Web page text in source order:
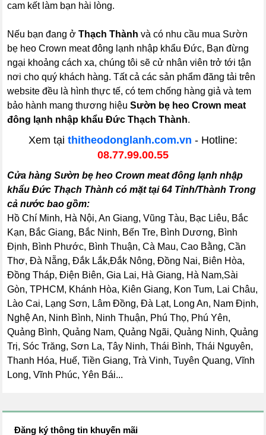
cam kết làm bạn hài lòng.
Nếu bạn đang ởThạch Thành và có nhu cầu mua Sườn
bẹ heo Crown meat đông lạnh nhập khẩu Đức, Bạn đừng
ngại khoảng cách xa, chúng tôi sẽ cử nhân viên trở tới tận
nơi cho quý khách hàng. Tất cả các sản phẩm đăng tải trên
website đều là hình thực tế, có tem chống hàng giả và tem
bảo hành mang thương hiệuSườn bẹ heo Crown meat
đông lạnh nhập khẩu Đức Thạch Thành.
Xem tại thitheodonglanh.com.vn - Hotline:
08.77.99.00.55
Cửa hàng Sườn bẹ heo Crown meat đông lạnh nhập
khẩu Đức Thạch Thành có mặt tại 64 Tỉnh/Thành Trong
cả nước bao gồm:
Hồ Chí Minh, Hà Nội, An Giang, Vũng Tàu, Bạc Liêu, Bắc
Kạn, Bắc Giang, Bắc Ninh, Bến Tre, Bình Dương, Bình
Định, Bình Phước, Bình Thuận, Cà Mau, Cao Bằng, Cần
Thơ, Đà Nẵng, Đắk Lắk,Đắk Nông, Đồng Nai, Biên Hòa,
Đồng Tháp, Điện Biên, Gia Lai, Hà Giang, Hà Nam,Sài
Gòn, TPHCM, Khánh Hòa, Kiên Giang, Kon Tum, Lai Châu,
Lào Cai, Lạng Sơn, Lâm Đồng, Đà Lạt, Long An, Nam Định,
Nghệ An, Ninh Bình, Ninh Thuận, Phú Thọ, Phú Yên,
Quảng Bình, Quảng Nam, Quảng Ngãi, Quảng Ninh, Quảng
Trị, Sóc Trăng, Sơn La, Tây Ninh, Thái Bình, Thái Nguyên,
Thanh Hóa, Huế, Tiền Giang, Trà Vinh, Tuyên Quang, Vĩnh
Long, Vĩnh Phúc, Yên Bái...
Đăng ký thông tin khuyến mãi